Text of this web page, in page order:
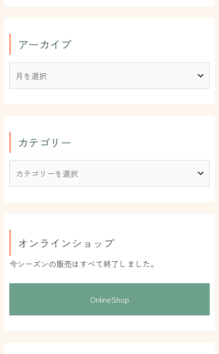
アーカイブ
カテゴリー
オンラインショップ
今シーズンの販売はすべて終了しました。
OnlineShop